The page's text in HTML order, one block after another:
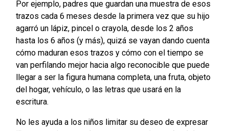
Por ejemplo, padres que guardan una muestra de esos
trazos cada 6 meses desde la primera vez que su hijo
agarró un lápiz, pincel o crayola, desde los 2 años
hasta los 6 años (y más), quizá se vayan dando cuenta
cómo maduran esos trazos y cómo con el tiempo se
van perfilando mejor hacia algo reconocible que puede
llegar a ser la figura humana completa, una fruta, objeto
del hogar, vehículo, o las letras que usará en la
escritura.
No les ayuda a los niños limitar su deseo de expresar